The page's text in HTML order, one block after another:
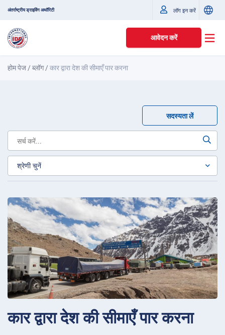
अंतर्राष्ट्रीय ड्राइविंग अथॉरिटी लॉग इन करें
आवेदन करें
होम पेज /ब्लॉग/कार द्वारा देश की सीमाएँ पार करना
सदस्यता लें
कार द्वारा देश की सीमाएँ पार करना